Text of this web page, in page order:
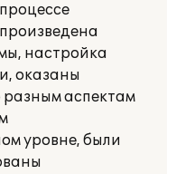
настройка
оказаны
разным аспектам
уровне, были